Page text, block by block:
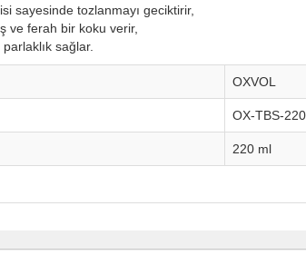
sayesinde tozlanmayı geciktirir,
ve ferah bir koku verir,
sağlar.
OXVOL
OX-TBS-220
220 ml